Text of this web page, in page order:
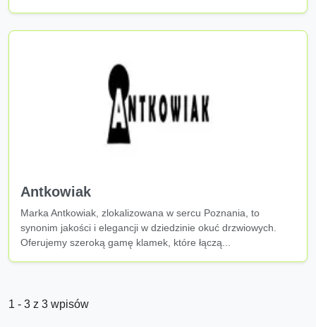
Antkowiak
Marka Antkowiak, zlokalizowana w sercu Poznania, to
synonim jakości i elegancji w dziedzinie okuć drzwiowych.
Oferujemy szeroką gamę klamek, które łączą...
1 - 3 z 3 wpisów